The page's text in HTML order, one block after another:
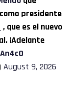
presidente
, que es el nuevo
¡Adelante
August 9, 2026